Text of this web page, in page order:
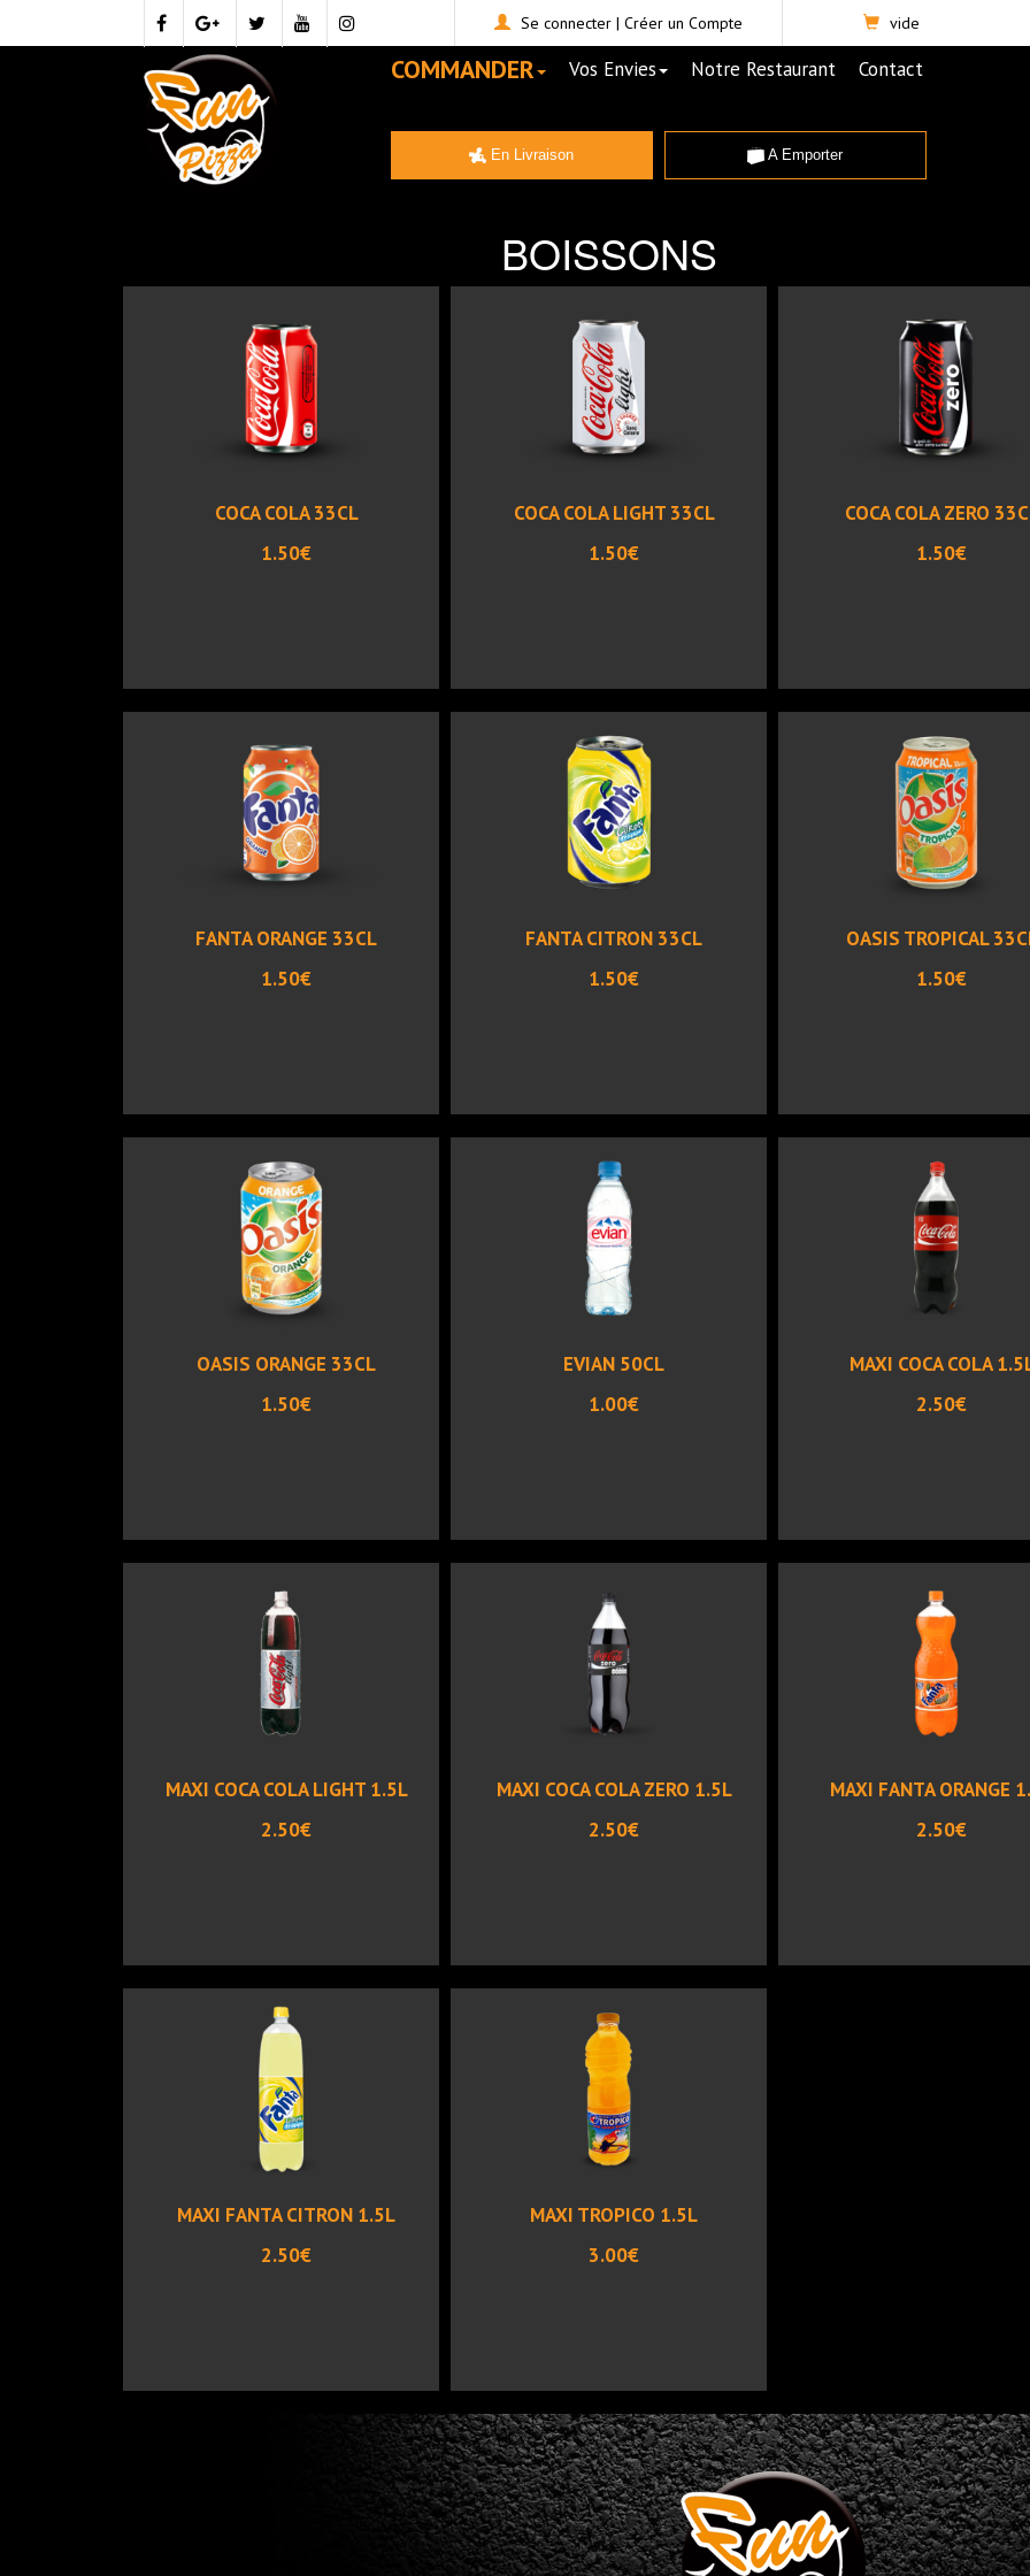
Se connecter| Créer un Compte vide
COMMANDER Vos Envies Notre Restaurant Contact
En Livraison A Emporter
BOISSONS
COCA COLA 33CL
1.50€
COCA COLA LIGHT 33CL
1.50€
COCA COLA ZERO
1.50€
FANTA ORANGE 33CL
1.50€
FANTA CITRON 33CL
1.50€
OASIS TROPICAL
1.50€
OASIS ORANGE 33CL
1.50€
EVIAN 50CL
1.00€
MAXI COCA COLA
2.50€
MAXI COCA COLA LIGHT 1.5L
2.50€
MAXI COCA COLA ZERO 1.5L
2.50€
MAXI FANTA ORANGE
2.50€
MAXI FANTA CITRON 1.5L
2.50€
MAXI TROPICO 1.5L
3.00€